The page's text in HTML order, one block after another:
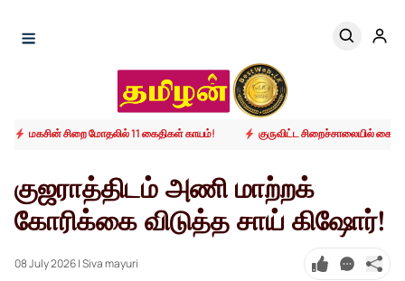
மகசின் சிறை மோதலில் 11 கைதிகள் காயம்! குருவிட்ட சிறைச்சாலையில்
குஜராத்திடம் அணி மாற்றக்
கோரிக்கை விடுத்த சாய் கிஷோர்!
08 July 2026| Siva mayuri